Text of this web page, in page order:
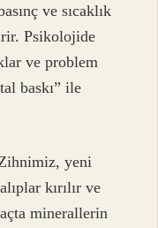
ve sıcaklık
Psikolojide
ve problem
baskı” ile
yeni
kırılır ve
minerallerin